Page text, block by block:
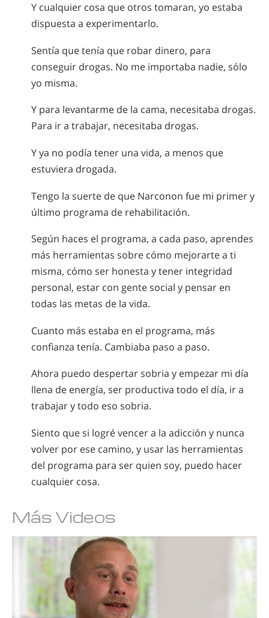
Y cualquier cosa que otros tomaran, yo estaba
dispuesta a experimentarlo.
Sentía que tenía que robar dinero, para
conseguir drogas. No me importaba nadie, sólo
yo misma.
Y para levantarme de la cama, necesitaba drogas.
Para ir a trabajar, necesitaba drogas.
Y ya no podía tener una vida, a menos que
estuviera drogada.
Tengo la suerte de que Narconon fue mi primer y
último programa de rehabilitación.
Según haces el programa, a cada paso, aprendes
más herramientas sobre cómo mejorarte a ti
misma, cómo ser honesta y tener integridad
personal, estar con gente social y pensar en
todas las metas de la vida.
Cuanto más estaba en el programa, más
confianza tenía. Cambiaba paso a paso.
Ahora puedo despertar sobria y empezar mi día
llena de energía, ser productiva todo el día, ir a
trabajar y todo eso sobria.
Siento que si logré vencer a la adicción y nunca
volver por ese camino, y usar las herramientas
del programa para ser quien soy, puedo hacer
cualquier cosa.
Más Videos